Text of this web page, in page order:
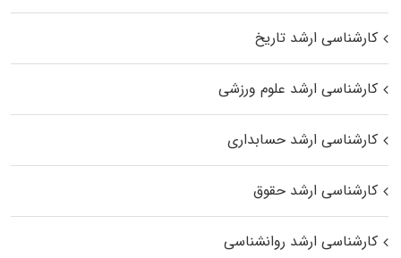
کارشناسی ارشد تاریخ
کارشناسی ارشد علوم ورزشی
کارشناسی ارشد حسابداری
کارشناسی ارشد حقوق
کارشناسی ارشد روانشناسی